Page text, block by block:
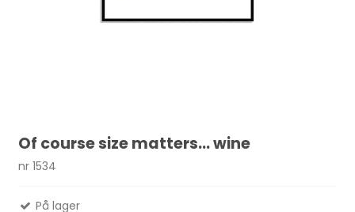
Of course size matters... wine
nr 1534
På lager